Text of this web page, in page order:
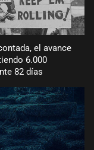
el avance
6.000
82 días